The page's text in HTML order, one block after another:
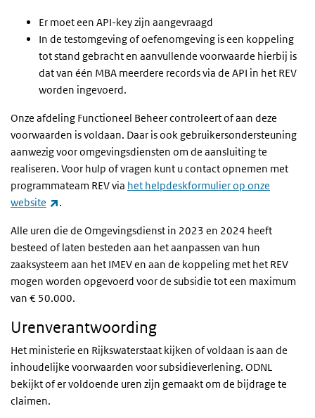
Er moet een API-key zijn aangevraagd
In de testomgeving of oefenomgeving is een koppeling
tot stand gebracht en aanvullende voorwaarde hierbij is
dat van één MBA meerdere records via de API in het REV
worden ingevoerd.
Onze afdeling Functioneel Beheer controleert of aan deze
voorwaarden is voldaan. Daar is ook gebruikersondersteuning
aanwezig voor omgevingsdiensten om de aansluiting te
realiseren. Voor hulp of vragen kunt u contact opnemen met
programmateam REV via het helpdeskformulier op onze
website
(externe link)
.
Alle uren die de Omgevingsdienst in 2023 en 2024 heeft
besteed of laten besteden aan het aanpassen van hun
zaaksysteem aan het IMEV en aan de koppeling met het REV
mogen worden opgevoerd voor de subsidie tot een maximum
van € 50.000.
Urenverantwoording
Het ministerie en Rijkswaterstaat kijken of voldaan is aan de
inhoudelijke voorwaarden voor subsidieverlening. ODNL
bekijkt of er voldoende uren zijn gemaakt om de bijdrage te
claimen.